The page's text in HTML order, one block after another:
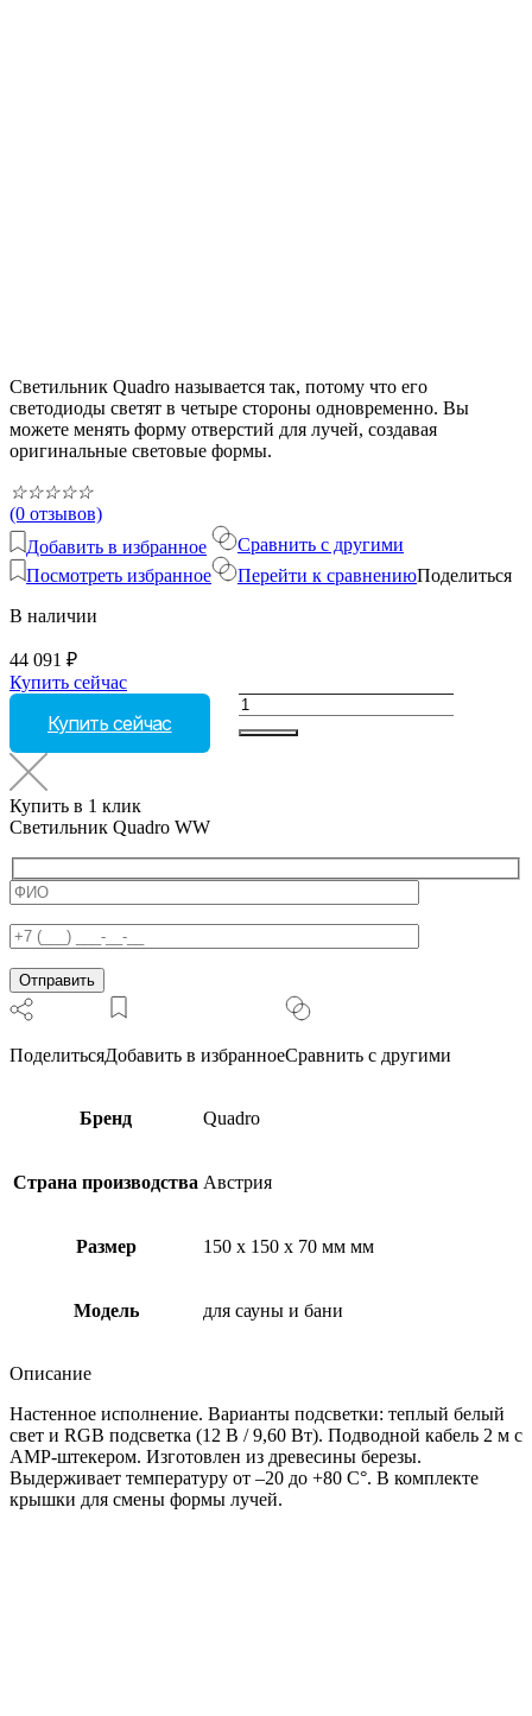
Светильник Quadro называется так, потому что его
светодиоды светят в четыре стороны одновременно. Вы
можете менять форму отверстий для лучей, создавая
оригинальные световые формы.
☆☆☆☆☆
(0 отзывов)
Добавить в избранное
Посмотреть избранное
Сравнить с другими
Перейти к сравнениюПоделиться
В наличии
44 091 ₽
Купить сейчас
Купить сейчас
Количество
Купить в 1 клик
Светильник Quadro WW
ПоделитьсяДобавить в избранноеСравнить с другими
Бренд Quadro
Страна производства Австрия
Размер 150 x 150 x 70 мм мм
Модель для сауны и бани
Описание
Настенное исполнение. Варианты подсветки: теплый белый
свет и RGB подсветка (12 В / 9,60 Вт). Подводной кабель 2 м с
AMP-штекером. Изготовлен из древесины березы.
Выдерживает температуру от –20 до +80 С°. В комплекте
крышки для смены формы лучей.